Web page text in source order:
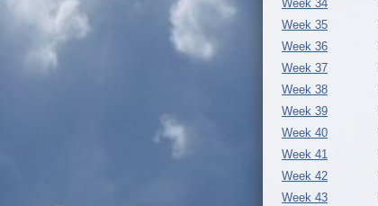
Week 34
Week 35
Week 36
Week 37
Week 38
Week 39
Week 40
Week 41
Week 42
Week 43